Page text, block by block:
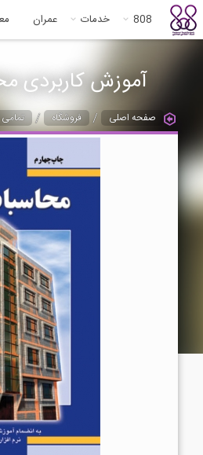
808 خدمات عمران
آموزش کاربردی
صفحه اصلی / فروشگاه /